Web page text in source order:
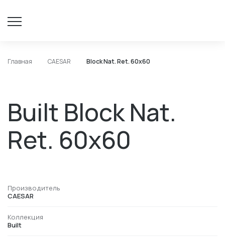
Главная CAESAR Block Nat. Ret. 60x60
Built Block Nat.
Ret. 60x60
Производитель
CAESAR
Коллекция
Built